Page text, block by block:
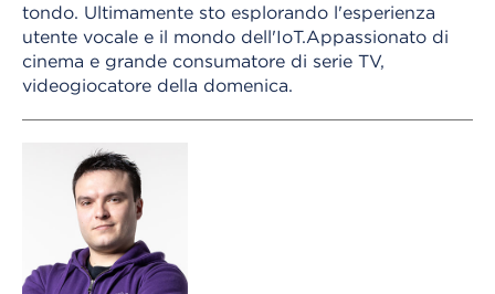
tondo. Ultimamente sto esplorando l'esperienza
utente vocale e il mondo dell'IoT.Appassionato di
cinema e grande consumatore di serie TV,
videogiocatore della domenica.